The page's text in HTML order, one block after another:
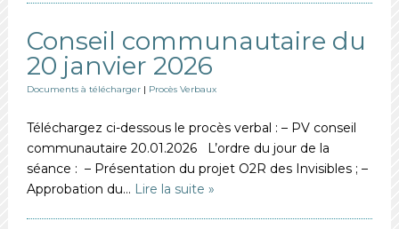
Conseil communautaire du
20 janvier 2026
Documents à télécharger| Procès Verbaux
Téléchargez ci-dessous le procès verbal : – PV conseil
communautaire 20.01.2026 L’ordre du jour de la
séance : – Présentation du projet O2R des Invisibles ; –
Approbation du… Lire la suite »